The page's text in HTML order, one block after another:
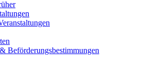
Beförderungsbestimmungen